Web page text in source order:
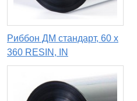
Риббон ДМ стандарт, 60 х
360 RESIN, IN